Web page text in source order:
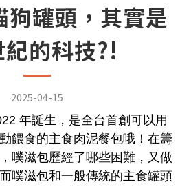
狗罐頭，其實是
的科技?!
2025-04-15
年誕生，是全台首創可以用
餵食的主食肉泥餐包哦！在籌
噗滋包歷經了哪些困難，又做
噗滋包和一般傳統的主食罐頭